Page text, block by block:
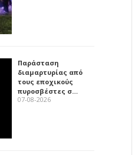
Παράσταση
διαμαρτυρίας από
τους εποχικούς
πυροσβέστες σ…
07-08-2026